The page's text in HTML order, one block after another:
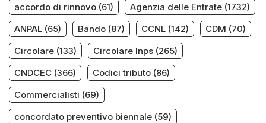
accordo di rinnovo (61) Agenzia delle Entrate (1732)
ANPAL (65) Bando (87) CCNL (142) CDM (70)
Circolare (133) Circolare Inps (265)
CNDCEC (366) Codici tributo (86)
Commercialisti (69)
concordato preventivo biennale (59)